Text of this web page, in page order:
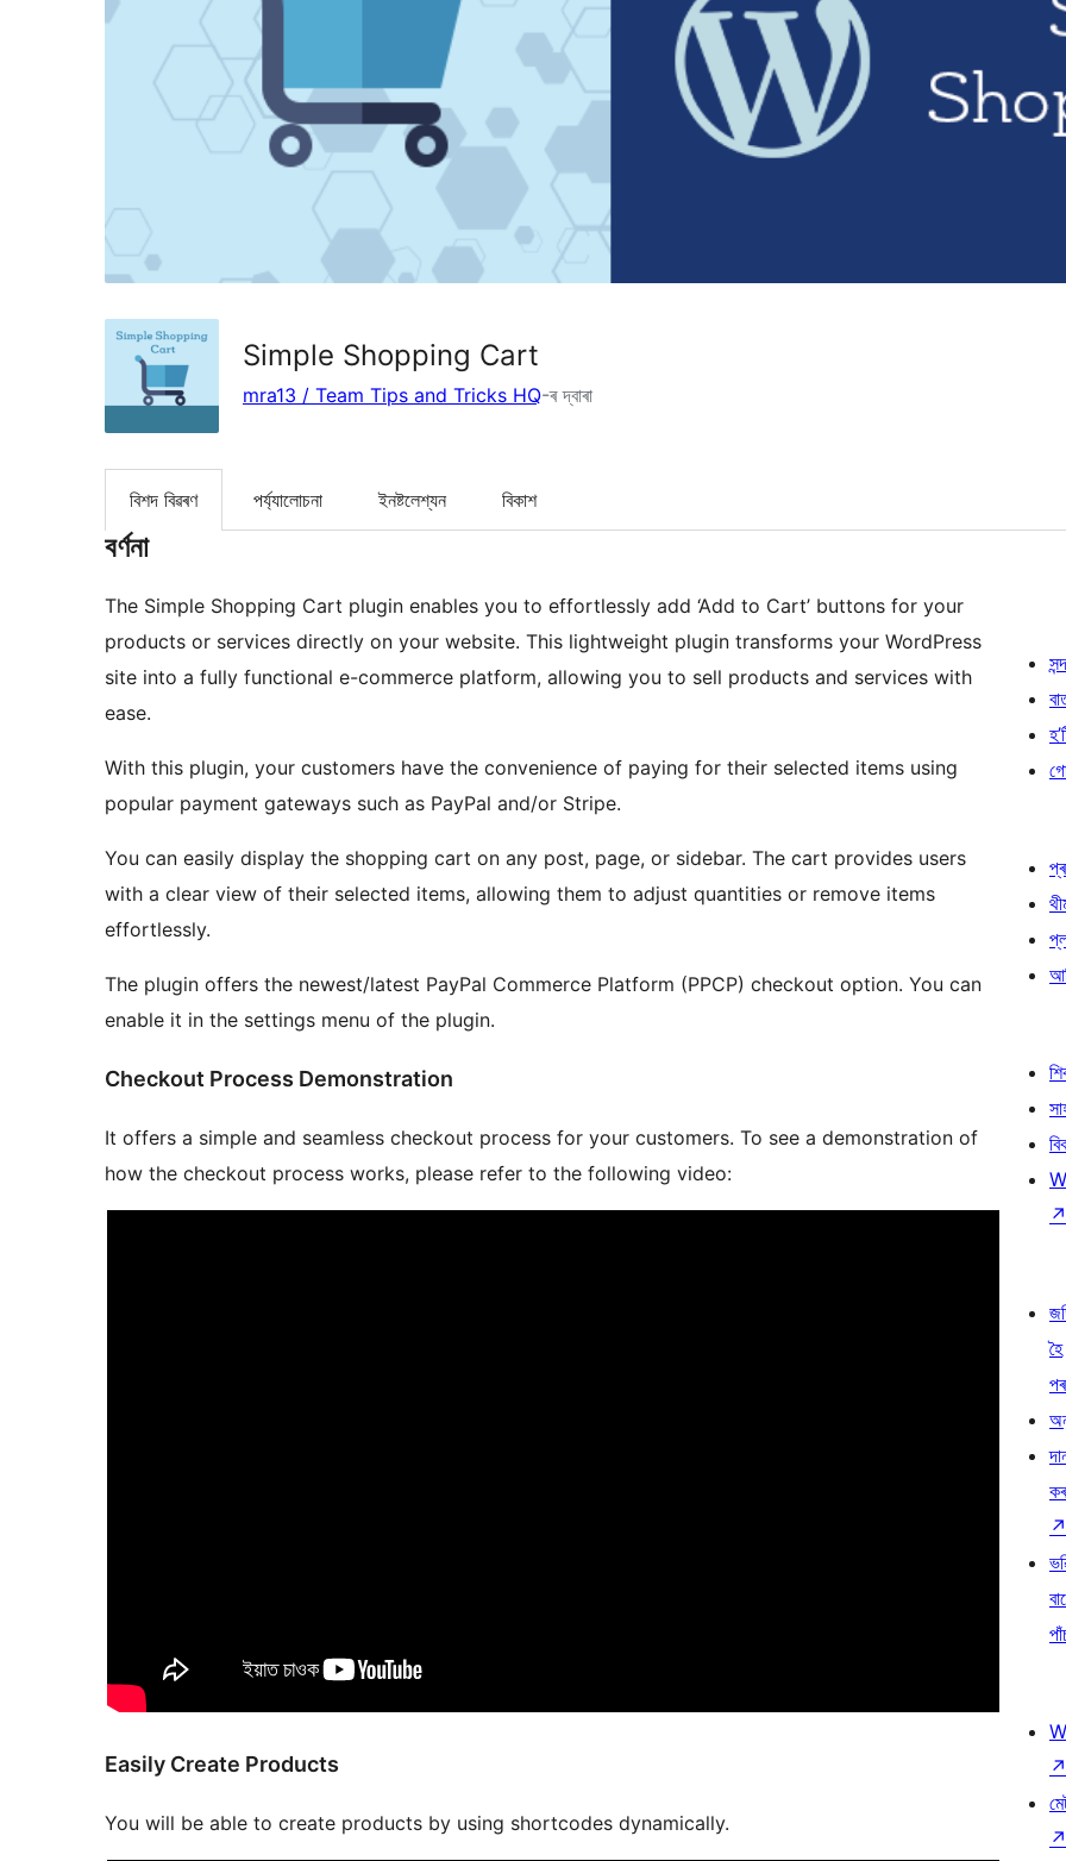
Simple Shopping Cart
mra13 / Team Tips and Tricks HQ-ৰ দ্বাৰা
বিশদ বিৱৰণ পৰ্য্যালোচনা ইনষ্টলেশ্যন বিকাশ
বৰ্ণনা
The Simple Shopping Cart plugin enables you to effortlessly add ‘Add to Cart’ buttons for your
products or services directly on your website. This lightweight plugin transforms your WordPress
site into a fully functional e-commerce platform, allowing you to sell products and services with
ease.
With this plugin, your customers have the convenience of paying for their selected items using
popular payment gateways such as PayPal and/or Stripe.
You can easily display the shopping cart on any post, page, or sidebar. The cart provides users
with a clear view of their selected items, allowing them to adjust quantities or remove items
effortlessly.
The plugin offers the newest/latest PayPal Commerce Platform (PPCP) checkout option. You can
enable it in the settings menu of the plugin.
Checkout Process Demonstration
It offers a simple and seamless checkout process for your customers. To see a demonstration of
how the checkout process works, please refer to the following video:
Easily Create Products
You will be able to create products by using shortcodes dynamically.
↗
হৈ
↗
↗
↗